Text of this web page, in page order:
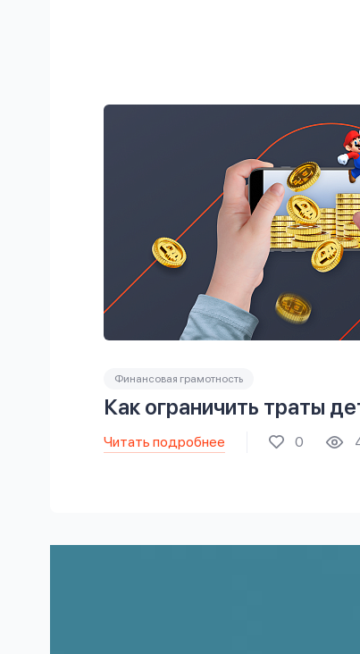
Финансовая грамотность
Как ограничить траты
Читать подробнее 0